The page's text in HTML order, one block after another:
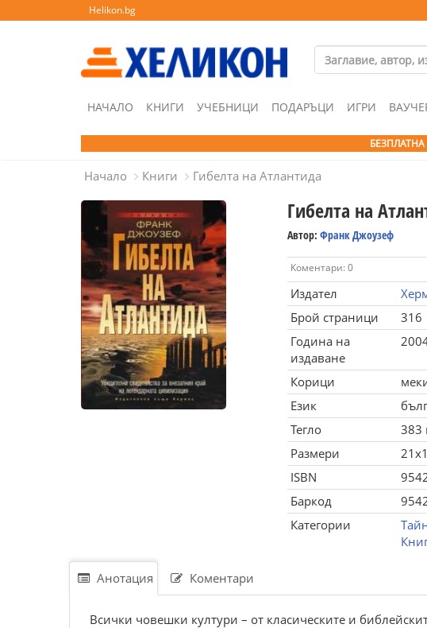
Helikon.bg
НАЧАЛО КНИГИ УЧЕБНИЦИ ПОДАРЪЦИ ИГРИ
Начало Книги Гибелта на Атлантида
Гибелта на
Автор: Франк Джоузеф
Коментари: 0
Издател
Брой страници
316
Година на
издаване
Корици
Език
Тегло
383
Размери
ISBN
Баркод
Категории
Анотация Коментари
Всички човешки култури – от класичeските и